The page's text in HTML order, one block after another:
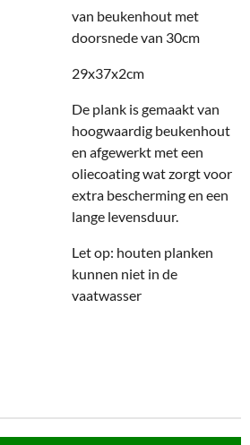
van beukenhout met
doorsnede van 30cm
29x37x2cm
De plank is gemaakt van
hoogwaardig beukenhout
en afgewerkt met een
oliecoating wat zorgt voor
extra bescherming en een
lange levensduur.
Let op: houten planken
kunnen niet in de
vaatwasser